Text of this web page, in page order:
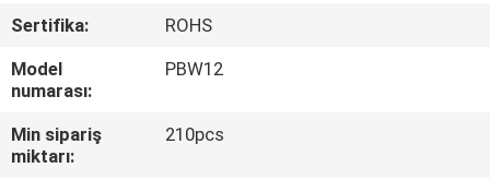
FABRIKA
TURU
KALITE
Sertifika:
ROHS
Model
numarası:
PBW12
Min sipariş
miktarı:
210pcs